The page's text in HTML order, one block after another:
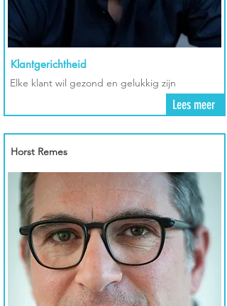
Klantgerichtheid
Elke klant wil gezond en gelukkig zijn
Lees meer
Horst Remes